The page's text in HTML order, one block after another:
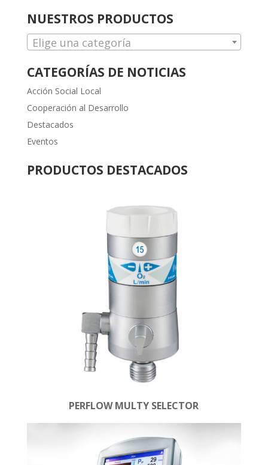
NUESTROS PRODUCTOS
Elige una categoría
CATEGORÍAS DE NOTICIAS
Acción Social Local
Cooperación al Desarrollo
Destacados
Eventos
PRODUCTOS DESTACADOS
PERFLOW MULTY SELECTOR